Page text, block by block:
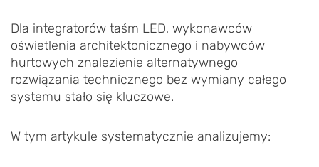
Dla integratorów taśm LED, wykonawców
oświetlenia architektonicznego i nabywców
hurtowych znalezienie alternatywnego
rozwiązania technicznego bez wymiany całego
systemu stało się kluczowe.
W tym artykule systematycznie analizujemy: